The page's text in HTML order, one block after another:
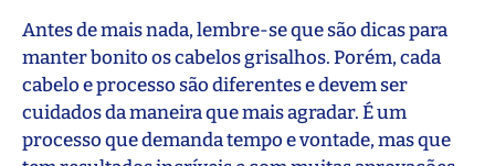
Antes de mais nada, lembre-se que são dicas para
manter bonito os cabelos grisalhos. Porém, cada
cabelo e processo são diferentes e devem ser
cuidados da maneira que mais agradar. É um
processo que demanda tempo e vontade, mas que